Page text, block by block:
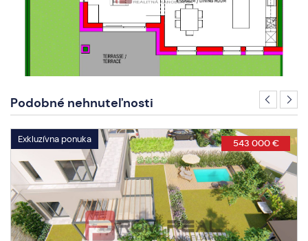
Podobné nehnuteľnosti
Exkluzívna ponuka 543 000 €